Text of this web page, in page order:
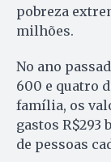
pobreza
milhões.
No ano
600 e quatro
família, os
gastos R$293
de pessoas